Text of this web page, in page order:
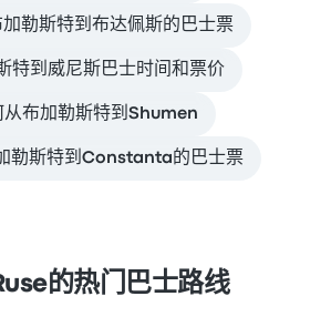
勒斯特到布达佩斯的巴士票
特到威尼斯巴士时间和票价
从布加勒斯特到Shumen
勒斯特到Constanta的巴士票
的热门巴士路线